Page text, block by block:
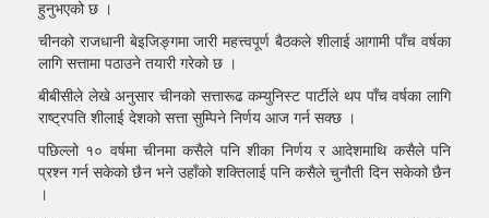
हुनुभएको छ ।
चीनको राजधानी बेइजिङ्गमा जारी महत्त्वपूर्ण बैठकले शीलाई आगामी पाँच वर्षका
लागि सत्तामा पठाउने तयारी गरेको छ ।
बीबीसीले लेखे अनुसार चीनको सत्तारूढ कम्युनिस्ट पार्टीले थप पाँच वर्षका लागि
राष्ट्रपति शीलाई देशको सत्ता सुम्पिने निर्णय आज गर्न सक्छ ।
पछिल्लो १० वर्षमा चीनमा कसैले पनि शीका निर्णय र आदेशमाथि कसैले पनि
प्रश्न गर्न सकेको छैन भने उहाँको शक्तिलाई पनि कसैले चुनौती दिन सकेको छैन
।